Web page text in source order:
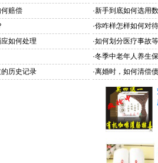
赔偿 ·新手到底如何选用
·你咋样怎样如何对
如何处理 ·如何划分医疗事故
·冬季中老年人养生
历史记录 ·离婚时，如何清偿